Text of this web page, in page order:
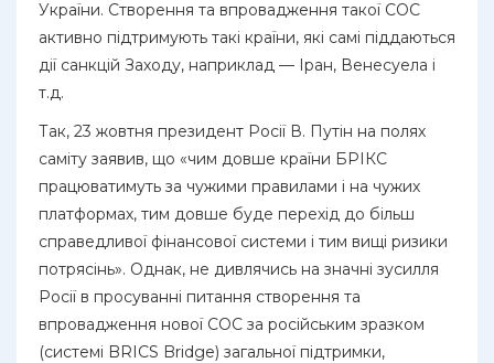
України. Створення та впровадження такої СОС
активно підтримують такі країни, які самі піддаються
дії санкцій Заходу, наприклад — Іран, Венесуела і
т.д.
Так, 23 жовтня президент Росії В. Путін на полях
саміту заявив, що «чим довше країни БРІКС
працюватимуть за чужими правилами і на чужих
платформах, тим довше буде перехід до більш
справедливої фінансової системи і тим вищі ризики
потрясінь». Однак, не дивлячись на значні зусилля
Росії в просуванні питання створення та
впровадження нової СОС за російським зразком
(системі BRICS Bridge) загальної підтримки,